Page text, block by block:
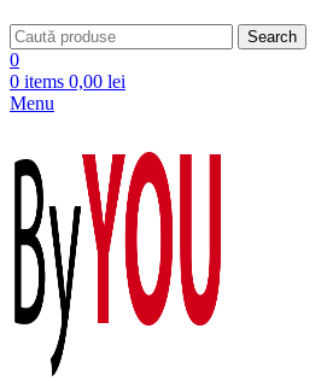
Search
0
0 items 0,00 lei
Menu